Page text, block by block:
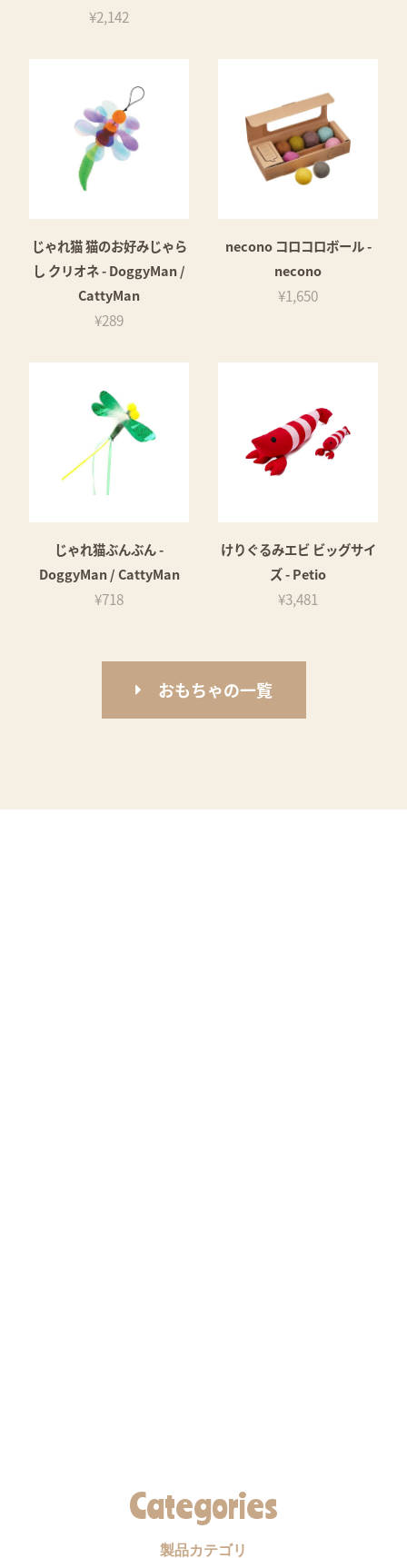
¥2,142
じゃれ猫 猫のお好みじゃら
し クリオネ - DoggyMan /
CattyMan
¥289
necono コロコロボール -
necono
¥1,650
じゃれ猫ぶんぶん -
DoggyMan / CattyMan
¥718
けりぐるみエビ ビッグサイ
ズ - Petio
¥3,481
おもちゃの一覧
Categories
製品カテゴリ